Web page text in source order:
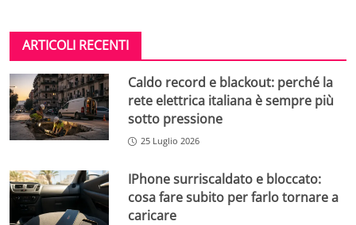
ARTICOLI RECENTI
Caldo record e blackout: perché la
rete elettrica italiana è sempre più
sotto pressione
25 Luglio 2026
IPhone surriscaldato e bloccato:
cosa fare subito per farlo tornare a
caricare